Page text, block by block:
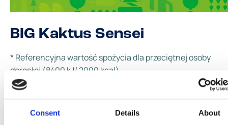
Consent Details About
BIG Kaktus Sensei
* Referencyjna wartość spożycia dla przeciętnej osoby
dorosłej (8400 kJ/ 2000 kcal).